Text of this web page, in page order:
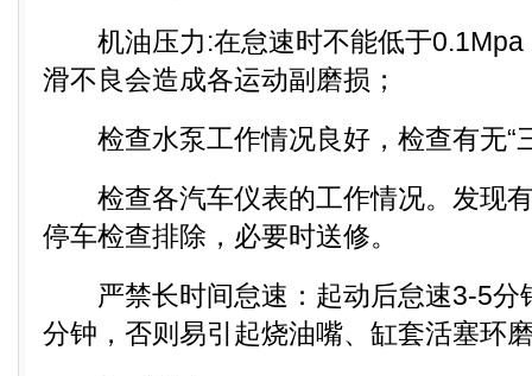
机油压力:在怠速时不能低于0.1Mpa
滑不良会造成各运动副磨损；
检查水泵工作情况良好，检查有无“
检查各汽车仪表的工作情况。发现有
停车检查排除，必要时送修。
严禁长时间怠速：起动后怠速3-5分
分钟，否则易引起烧油嘴、缸套活塞环